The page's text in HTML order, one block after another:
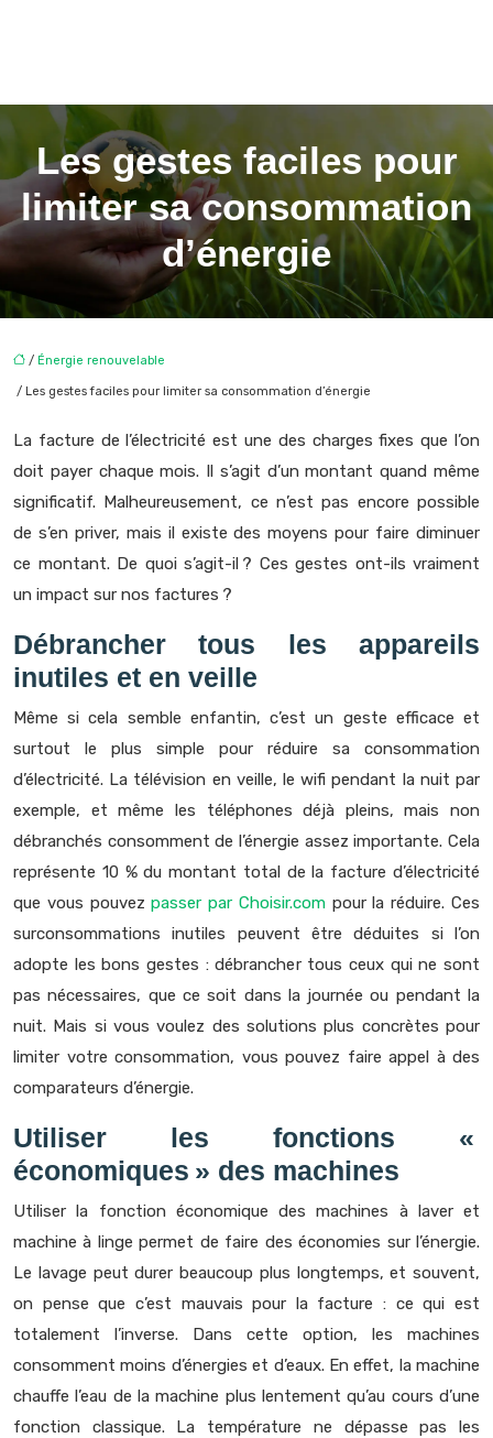
Les gestes faciles pour
limiter sa consommation
d’énergie
/ Énergie renouvelable
/ Les gestes faciles pour limiter sa consommation d’énergie
La facture de l’électricité est une des charges fixes que l’on
doit payer chaque mois. Il s’agit d’un montant quand même
significatif. Malheureusement, ce n’est pas encore possible
de s’en priver, mais il existe des moyens pour faire diminuer
ce montant. De quoi s’agit-il ? Ces gestes ont-ils vraiment
un impact sur nos factures ?
Débrancher tous les appareils
inutiles et en veille
Même si cela semble enfantin, c’est un geste efficace et
surtout le plus simple pour réduire sa consommation
d’électricité. La télévision en veille, le wifi pendant la nuit par
exemple, et même les téléphones déjà pleins, mais non
débranchés consomment de l’énergie assez importante. Cela
représente 10 % du montant total de la facture d’électricité
que vous pouvezpasser par Choisir.compour la réduire. Ces
surconsommations inutiles peuvent être déduites si l’on
adopte les bons gestes : débrancher tous ceux qui ne sont
pas nécessaires, que ce soit dans la journée ou pendant la
nuit. Mais si vous voulez des solutions plus concrètes pour
limiter votre consommation, vous pouvez faire appel à des
comparateurs d’énergie.
Utiliser les fonctions «
économiques » des machines
Utiliser la fonction économique des machines à laver et
machine à linge permet de faire des économies sur l’énergie.
Le lavage peut durer beaucoup plus longtemps, et souvent,
on pense que c’est mauvais pour la facture : ce qui est
totalement l’inverse. Dans cette option, les machines
consomment moins d’énergies et d’eaux. En effet, la machine
chauffe l’eau de la machine plus lentement qu’au cours d’une
fonction classique. La température ne dépasse pas les